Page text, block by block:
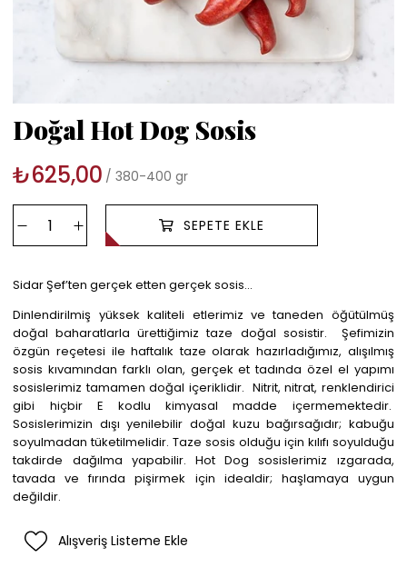
Doğal Hot Dog Sosis
₺625,00 380-400 gr
Sidar Şef’ten gerçek etten gerçek sosis...
Dinlendirilmiş yüksek kaliteli etlerimiz ve taneden öğütülmüş
doğal baharatlarla ürettiğimiz taze doğal sosistir. Şefimizin
özgün reçetesi ile haftalık taze olarak hazırladığımız, alışılmış
sosis kıvamından farklı olan, gerçek et tadında özel el yapımı
sosislerimiz tamamen doğal içeriklidir. Nitrit, nitrat, renklendirici
gibi hiçbir E kodlu kimyasal madde içermemektedir.
Sosislerimizin dışı yenilebilir doğal kuzu bağırsağıdır; kabuğu
soyulmadan tüketilmelidir. Taze sosis olduğu için kılıfı soyulduğu
takdirde dağılma yapabilir. Hot Dog sosislerimiz ızgarada,
tavada ve fırında pişirmek için idealdir; haşlamaya uygun
değildir.
Alışveriş Listeme Ekle